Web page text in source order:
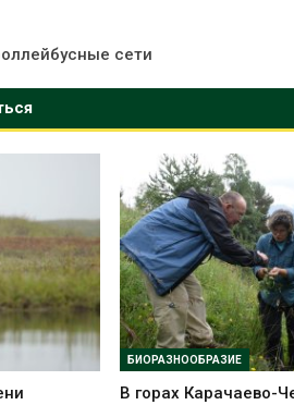
сети
БИОРАЗНООБРАЗИЕ
В горах Карачаево-